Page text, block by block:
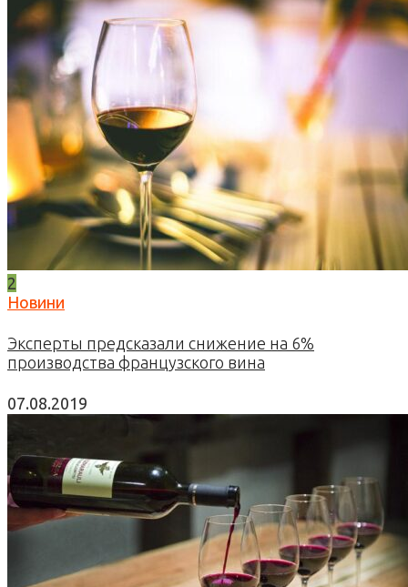
2
Новини
Эксперты предсказали снижение на 6%
производства французского вина
07.08.2019